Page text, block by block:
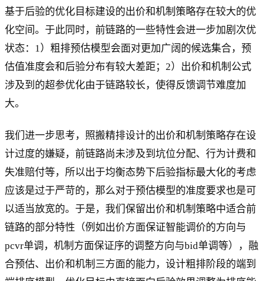
基于后验的优化目标建设的出价和机制策略存在较大的优
化空间。于此同时，前链路的一些特性会进一步加剧次优
状态：1）粗排预估模型会面对更加广阔的候选集合，预
估值准度会和后验分布有较大差距；2）出价和机制公式
涉及到的超参优化由于链路较长，使得反馈调节难度加
大。
我们进一步思考，照搬精排设计的出价和机制策略存在设
计过度的嫌疑，前链路尚未涉及到坑位分配、行为计费和
失准赔付等，所以出于均衡态势下后验指标最大化的考虑
应该是过于严苛的，那么对于预估模型的准度要求也是可
以适当放宽的。于是，我们保留出价和机制策略中适合前
链路的部分特性（例如出价方面保证智能调价的方向与
pcvr单调，机制方面保证序的调整方向与bid单调等），融
合预估、出价和机制三方面的能力，设计粗排阶段的端到